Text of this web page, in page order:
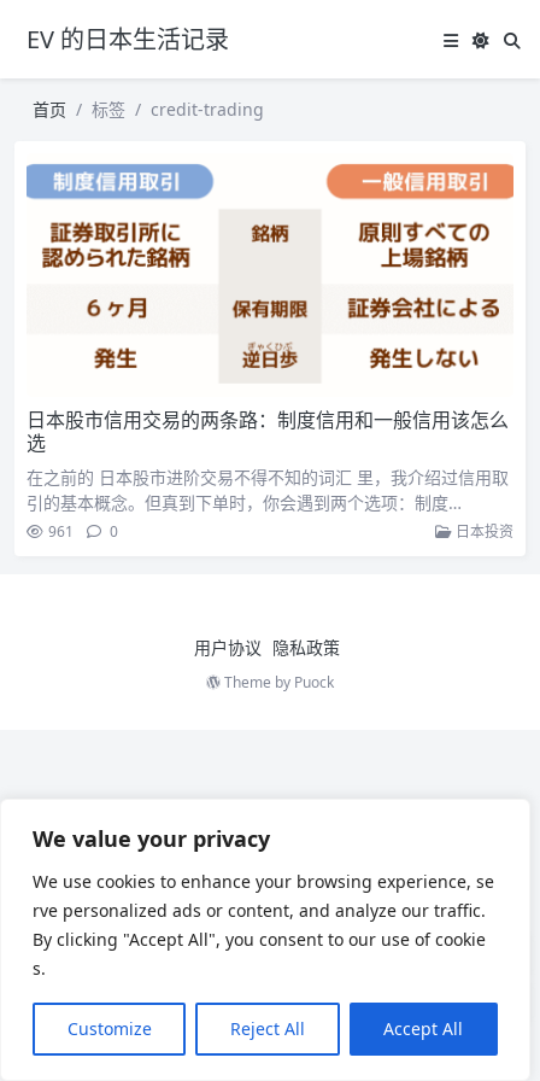
We value your privacy
We use cookies to enhance your browsing experience, se
rve personalized ads or content, and analyze our traffic.
By clicking "Accept All", you consent to our use of cookie
s.
Customize Reject All Accept All
EV 的日本生活记录
首页 标签 credit-trading
日本股市信用交易的两条路：制度信用和一般信用该怎么
选
在之前的 日本股市进阶交易不得不知的词汇 里，我介绍过信用取
引的基本概念。但真到下单时，你会遇到两个选项：制度…
961 0 日本投资
用户协议 隐私政策
Theme by Puock